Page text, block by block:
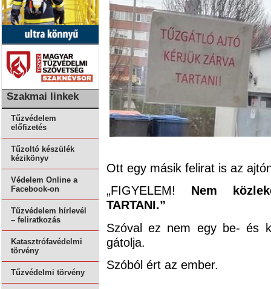
Szakmai linkek
Tűzvédelem
előfizetés
Tűzoltó készülék
kézikönyv
Védelem Online a
Facebook-on
Tűzvédelem hírlevél
– feliratkozás
Katasztrófavédelmi
törvény
Tűzvédelmi törvény
Ott egy másik felirat is az
„FIGYELEM! Nem
TARTANI.”
Szóval ez nem egy be- és
gátolja.
Szóból ért az ember.